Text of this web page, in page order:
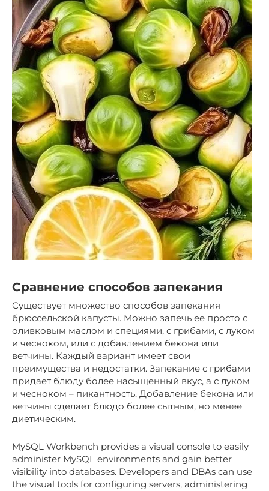
Сравнение способов запекания
Существует множество способов запекания
брюссельской капусты. Можно запечь ее просто с
оливковым маслом и специями, с грибами, с луком
и чесноком, или с добавлением бекона или
ветчины. Каждый вариант имеет свои
преимущества и недостатки. Запекание с грибами
придает блюду более насыщенный вкус, а с луком
и чесноком – пикантность. Добавление бекона или
ветчины сделает блюдо более сытным, но менее
диетическим.
MySQL Workbench provides a visual console to easily
administer MySQL environments and gain better
visibility into databases. Developers and DBAs can use
the visual tools for configuring servers, administering